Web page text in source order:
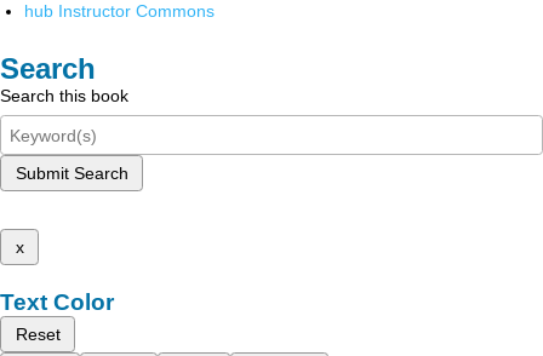
hub Instructor Commons
Search
Search this book
Submit Search
x
Text Color
Reset